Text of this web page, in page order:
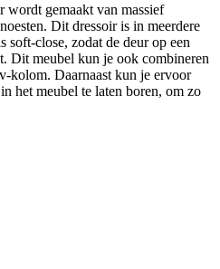
wordt gemaakt van massief
Dit dressoir is in meerdere
soft-close, zodat de deur op een
Dit meubel kun je ook combineren
kolom. Daarnaast kun je ervoor
het meubel te laten boren, om zo